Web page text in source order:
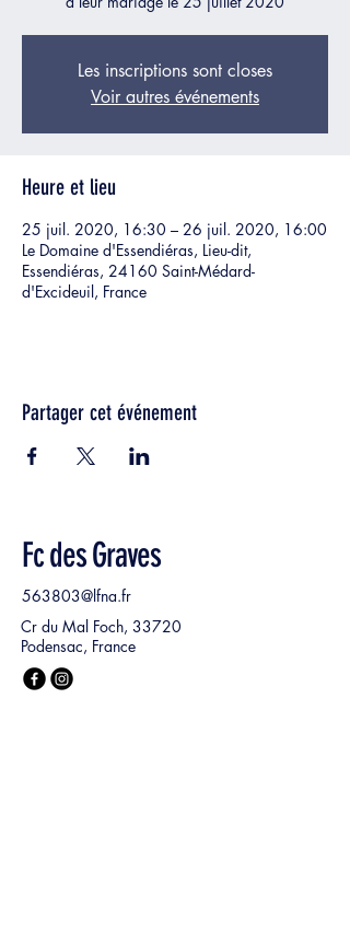
Les inscriptions sont closes
Voir autres événements
Heure et lieu
25 juil. 2020, 16:30 – 26 juil. 2020, 16:00
Le Domaine d'Essendiéras, Lieu-dit,
Essendiéras, 24160 Saint-Médard-
d'Excideuil, France
Partager cet événement
Fc des Graves
563803@lfna.fr
Cr du Mal Foch, 33720
Podensac, France